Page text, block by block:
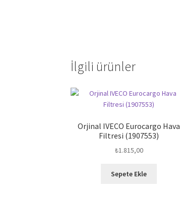
İlgili ürünler
Orjinal IVECO Eurocargo Hava
Filtresi (1907553)
₺1.815,00
Sepete Ekle